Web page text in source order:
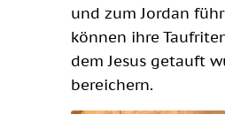
und zum Jordan
können ihre
dem Jesus getauft
bereichern.